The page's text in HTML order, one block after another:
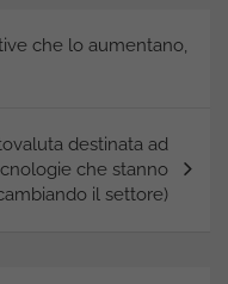
che lo aumentano,
destinata ad
che stanno
il settore)